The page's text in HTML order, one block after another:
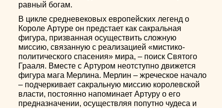
равный богам.
В цикле средневековых европейских легенд о
Короле Артуре он предстает как сакральная
фигура, призванная осуществить сложную
миссию, связанную с реализацией «мистико-
политического спасения» мира, – поиск Святого
Грааля. Вместе с Артуром неотступно движется
фигура мага Мерлина. Мерлин – жреческое начало
– подчеркивает сакральную миссию королевской
власти, постоянно напоминает Артуру о его
предназначении, осуществляя попутно чудеса и